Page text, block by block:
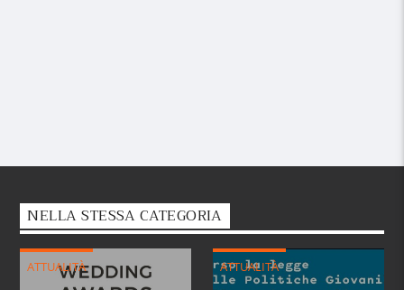
NELLA STESSA CATEGORIA
ATTUALITÀ ATTUALITÀ